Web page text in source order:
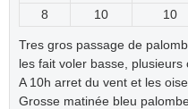
8 10 10
Tres gros passage de
les fait voler basse, plusieurs
A 10h arret du vent et les
Grosse matinée bleu